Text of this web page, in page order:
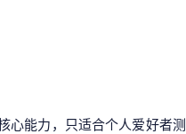
心能力，只适合个人爱好者测